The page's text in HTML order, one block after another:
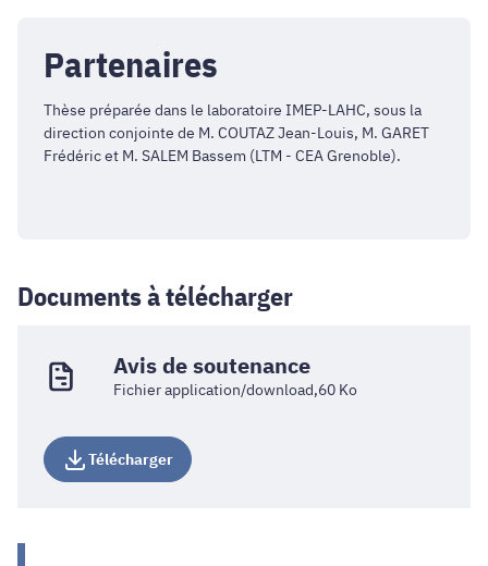
Partenaires
Thèse préparée dans le laboratoire IMEP-LAHC, sous la
direction conjointe de M. COUTAZ Jean-Louis, M. GARET
Frédéric et M. SALEM Bassem (LTM - CEA Grenoble).
Documents à télécharger
Avis de soutenance
Fichier application/download,60 Ko
Télécharger